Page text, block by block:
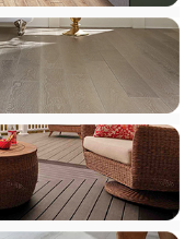
bể bơi, ban công,
viên, sân vườn,…
thể hiện rõ các sợi
gỗ thật cho người
ngoài